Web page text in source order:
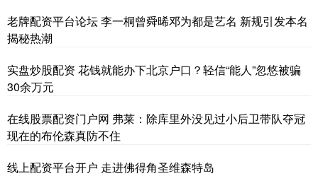
老牌配资平台论坛 李一桐曾舜晞邓为都是艺名 新规引发本名
揭秘热潮
实盘炒股配资 花钱就能办下北京户口？轻信“能人”忽悠被骗
30余万元
在线股票配资门户网 弗莱：除库里外没见过小后卫带队夺冠
现在的布伦森真防不住
线上配资平台开户 走进佛得角圣维森特岛